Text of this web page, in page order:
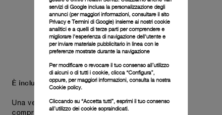
È incluso un secondo cinturino.
Una versatilità funzionale che non scende a
compromessi con l'identità estetica dell'orologio.
servizi di Google inclusa la personalizzazione degli
annunci (per maggiori informazioni, consultare il sito
Privacy e Termini di Google) insieme ai nostri cookie
analitici e a quelli di terze parti per comprendere e
migliorare l'esperienza di navigazione dell'utente e
per inviare materiale pubblicitario in linea con le
preferenze mostrate durante la navigazione
Per modificare o revocare il tuo consenso all’utilizzo
di alcuni o di tutti i cookie, clicca “Configura”,
oppure, per maggiori informazioni, consulta la nostra
Cookie policy.
Cliccando su “Accetta tutti”, esprimi il tuo consenso
all’utilizzo dei cookie sopraindicati.